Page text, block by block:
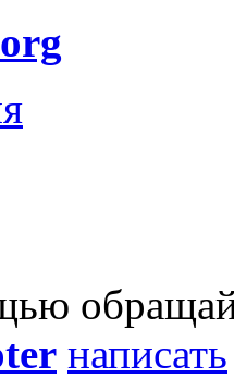
написать